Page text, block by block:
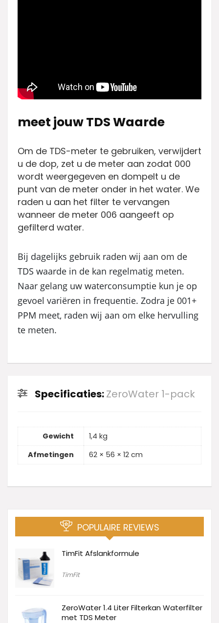
meet jouw TDS Waarde
Om de TDS-meter te gebruiken, verwijdert
u de dop, zet u de meter aan zodat 000
wordt weergegeven en dompelt u de
punt van de meter onder in het water. We
raden u aan het filter te vervangen
wanneer de meter 006 aangeeft op
gefilterd water.
Bij dagelijks gebruik raden wij aan om de
TDS waarde in de kan regelmatig meten.
Naar gelang uw waterconsumptie kun je op
gevoel variëren in frequentie. Zodra je 001+
PPM meet, raden wij aan om elke hervulling
te meten.
Specificaties:ZeroWater 1-pack
Gewicht
1,4 kg
Afmetingen
62 × 56 × 12 cm
POPULAIRE REVIEWS
TimFit Afslankformule
TimFit
ZeroWater 1.4 Liter Filterkan Waterfilter
met TDS Meter